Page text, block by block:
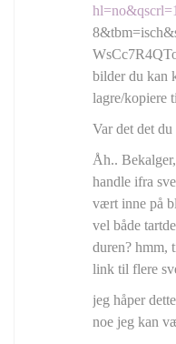
bilder du kan
lagre/kopiere
Var det det du
Åh..
handle ifra
vært inne på
vel både
duren? hmm,
link til flere
jeg håper
noe jeg kan